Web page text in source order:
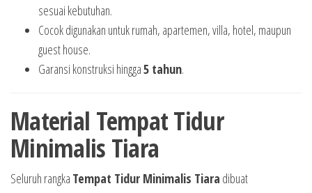
sesuai kebutuhan.
Cocok digunakan untuk rumah, apartemen, villa, hotel, maupun
guest house.
Garansi konstruksi hingga5 tahun.
Material Tempat Tidur
Minimalis Tiara
Seluruh rangka Tempat Tidur Minimalis Tiara dibuat